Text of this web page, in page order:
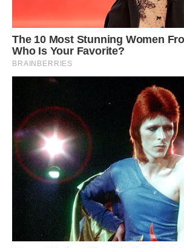
Хай Ангел захищає від проблем,
А у житті завжди квітує літо.
***
Христину, з днем Ангела щиро вітаю,
Здоров’я прекрасного, дуже міцного
Везіння, терпіння і ласки від Бога!